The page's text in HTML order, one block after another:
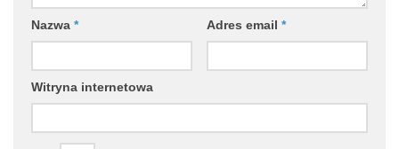
Nazwa * Adres email *
Witryna internetowa